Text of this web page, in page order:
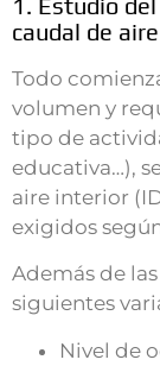
caudal de aire
Todo
volumen y
tipo de
educativa…),
aire interior
exigidos
Además de
siguientes
Nivel de